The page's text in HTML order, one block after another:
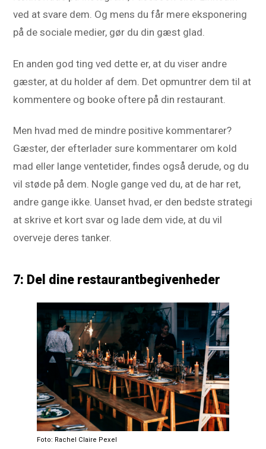
ved at svare dem. Og mens du får mere eksponering
på de sociale medier, gør du din gæst glad.
En anden god ting ved dette er, at du viser andre
gæster, at du holder af dem. Det opmuntrer dem til at
kommentere og booke oftere på din restaurant.
Men hvad med de mindre positive kommentarer?
Gæster, der efterlader sure kommentarer om kold
mad eller lange ventetider, findes også derude, og du
vil støde på dem. Nogle gange ved du, at de har ret,
andre gange ikke. Uanset hvad, er den bedste strategi
at skrive et kort svar og lade dem vide, at du vil
overveje deres tanker.
7: Del dine restaurantbegivenheder
Foto: Rachel Claire Pexel